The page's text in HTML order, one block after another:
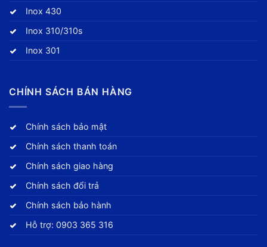
Inox 430
Inox 310/310s
Inox 301
CHÍNH SÁCH BÁN HÀNG
Chính sách bảo mật
Chính sách thanh toán
Chính sách giao hàng
Chính sách đổi trả
Chính sách bảo hành
Hỗ trợ: 0903 365 316